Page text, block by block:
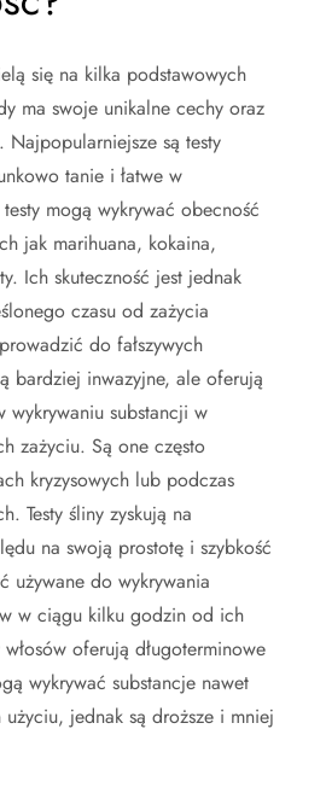
się na kilka podstawowych
ma swoje unikalne cechy oraz
Najpopularniejsze są testy
tanie i łatwe w
mogą wykrywać obecność
jak marihuana, kokaina,
Ich skuteczność jest jednak
czasu od zażycia
do fałszywych
bardziej inwazyjne, ale oferują
wykrywaniu substancji w
zażyciu. Są one często
kryzysowych lub podczas
Testy śliny zyskują na
na swoją prostotę i szybkość
używane do wykrywania
w ciągu kilku godzin od ich
oferują długoterminowe
wykrywać substancje nawet
jednak są droższe i mniej